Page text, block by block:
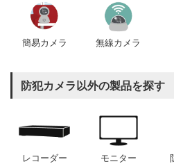
簡易カメラ 無線カメラ
防犯カメラ以外の製品を探す
レコーダー モニター